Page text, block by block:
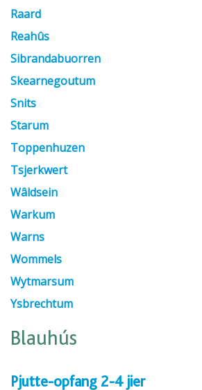
Raard
Reahûs
Sibrandabuorren
Skearnegoutum
Snits
Starum
Toppenhuzen
Tsjerkwert
Wâldsein
Warkum
Warns
Wommels
Wytmarsum
Ysbrechtum
Blauhús
Pjutte-opfang 2-4 jier